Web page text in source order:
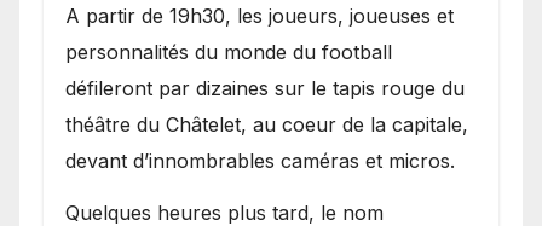
A partir de 19h30, les joueurs, joueuses et
personnalités du monde du football
défileront par dizaines sur le tapis rouge du
théâtre du Châtelet, au coeur de la capitale,
devant d’innombrables caméras et micros.
Quelques heures plus tard, le nom